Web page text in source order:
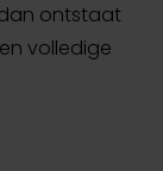
ontstaat
volledige